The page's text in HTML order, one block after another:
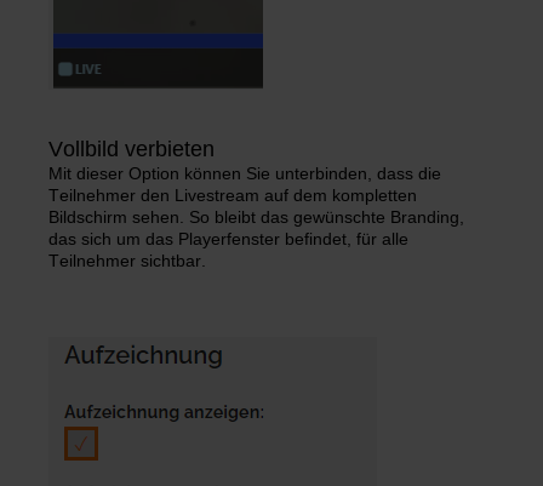
Vollbild verbieten
Mit dieser Option können Sie unterbinden, dass die
Teilnehmer den Livestream auf dem kompletten
Bildschirm sehen. So bleibt das gewünschte Branding,
das sich um das Playerfenster befindet, für alle
Teilnehmer sichtbar.